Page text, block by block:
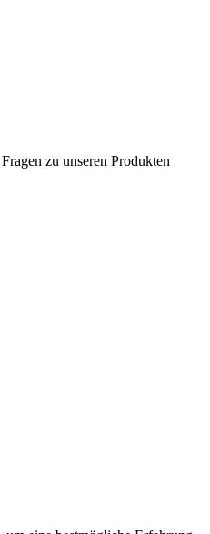
zu unseren Produkten